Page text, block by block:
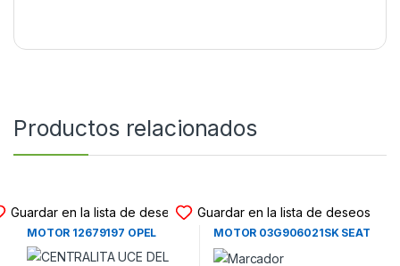
Productos relacionados
Guardar en la lista de deseos
CENTRALITA UCE DEL
MOTOR 12679197 OPEL
CORSA E (2014-2019)
Guardar en la lista de deseos
CENTRALITA UCE DEL
MOTOR 03G906021SK SEAT
ALTEA 1.9 TDI (105CV)
(2004-2009)